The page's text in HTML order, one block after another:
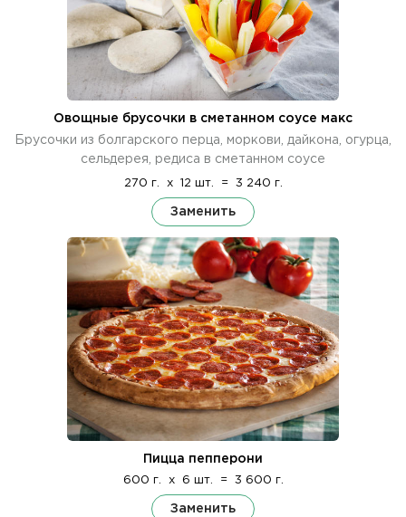
Овощные брусочки в сметанном соусе макс
Брусочки из болгарского перца, моркови, дайкона, огурца,
сельдерея, редиса в сметанном соусе
270 г. x 12 шт. = 3 240 г.
Заменить
Пицца пепперони
600 г. x 6 шт. = 3 600 г.
Заменить